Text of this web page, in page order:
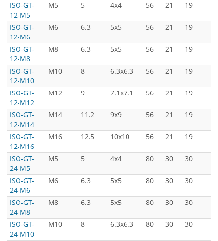
ISO-GT-
12-M5
M5 5 4x4 56 21 19
ISO-GT-
12-M6
M6 6.3 5x5 56 21 19
ISO-GT-
12-M8
M8 6.3 5x5 56 21 19
ISO-GT-
12-M10
M10 8 6.3x6.3 56 21 19
ISO-GT-
12-M12
M12 9 7.1x7.1 56 21 19
ISO-GT-
12-M14
M14 11.2 9x9 56 21 19
ISO-GT-
12-M16
M16 12.5 10x10 56 21 19
ISO-GT-
24-M5
M5 5 4x4 80 30 30
ISO-GT-
24-M6
M6 6.3 5x5 80 30 30
ISO-GT-
24-M8
M8 6.3 5x5 80 30 30
ISO-GT-
24-M10
M10 8 6.3x6.3 80 30 30